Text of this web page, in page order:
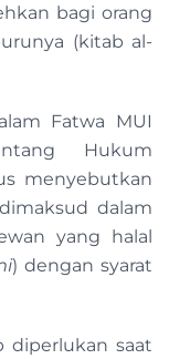
bagi orang
(kitab al-
Fatwa MUI
Hukum
menyebutkan
dalam
yang halal
) dengan syarat
diperlukan saat